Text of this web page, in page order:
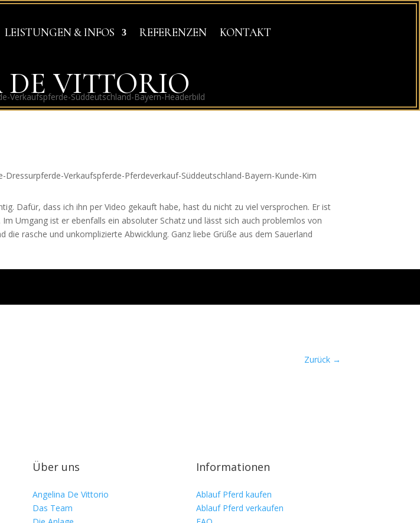
LEISTUNGEN & INFOS REFERENZEN KONTAKT
VITTORIO
SPORT- UND FREIZEITPFERDEN
Dafür, dass ich ihn per Video gekauft habe, hast du nicht zu viel versprochen. Er ist
Umgang ist er ebenfalls ein absoluter Schatz und lässt sich auch problemlos von
rasche und unkomplizierte Abwicklung. Ganz liebe Grüße aus dem Sauerland
Zurück→
Über uns
Angelina De Vittorio
Das Team
Informationen
Ablauf Pferd kaufen
Ablauf Pferd verkaufen